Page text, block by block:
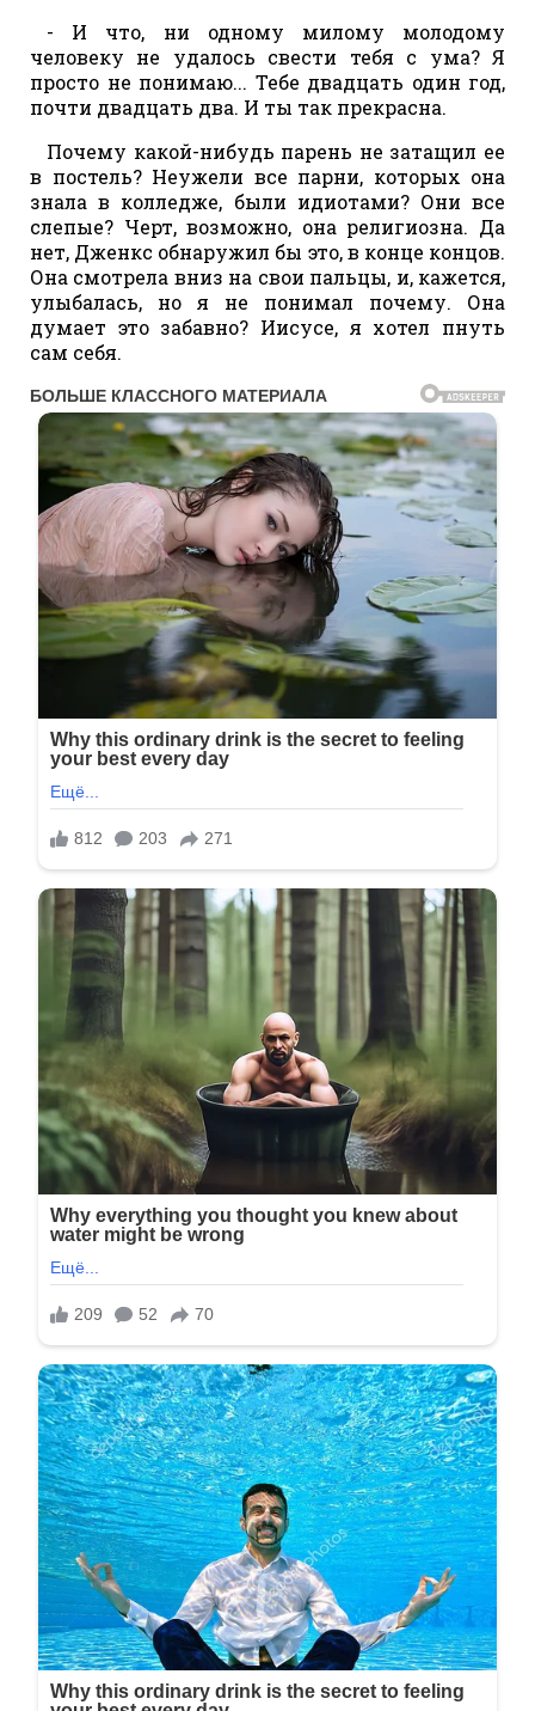
- И что, ни одному милому молодому
человеку не удалось свести тебя с ума? Я
просто не понимаю... Тебе двадцать один год,
почти двадцать два. И ты так прекрасна.
Почему какой-нибудь парень не затащил ее
в постель? Неужели все парни, которых она
знала в колледже, были идиотами? Они все
слепые? Черт, возможно, она религиозна. Да
нет, Дженкс обнаружил бы это, в конце концов.
Она смотрела вниз на свои пальцы, и, кажется,
улыбалась, но я не понимал почему. Она
думает это забавно? Иисусе, я хотел пнуть
сам себя.